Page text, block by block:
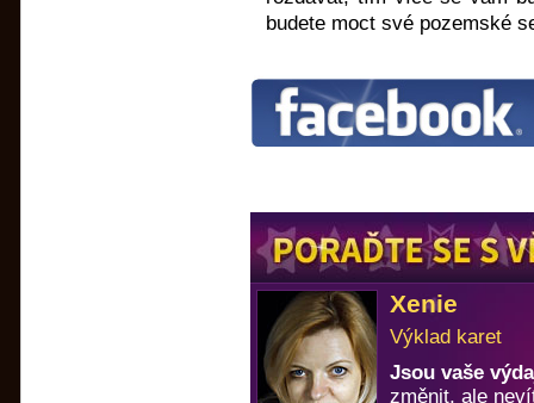
budete moct své pozemské
Xenie
Výklad karet
Jsou vaše
změnit, ale